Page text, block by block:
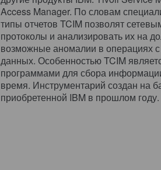
Access Manager. По словам
типы отчетов TCIM позволят
протоколы и анализировать их на
возможные аномалии в операциях
данных. Особенностью TCIM
программами для сбора
время. Инструментарий создан на
приобретенной IBM в прошлом году.